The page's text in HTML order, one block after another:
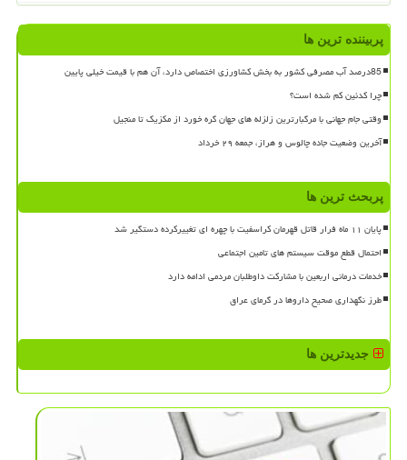
پربیننده ترین ها
85درصد آب مصرفی کشور به بخش کشاورزی اختصاص دارد، آن هم با قیمت خیلی پایین
چرا کدئین کم شده است؟
وقتی جام جهانی با مرگبارترین زلزله های جهان گره خورد از مکزیک تا منجیل
آخرین وضعیت جاده چالوس و هراز، جمعه ۲۹ خرداد
پربحث ترین ها
پایان ۱۱ ماه فرار قاتل قهرمان کراسفیت با چهره ای تغییرکرده دستگیر شد
احتمال قطع موقت سیستم های تامین اجتماعی
خدمات درمانی اربعین با مشارکت داوطلبان مردمی ادامه دارد
طرز نگهداری صحیح داروها در گرمای عراق
جدیدترین ها